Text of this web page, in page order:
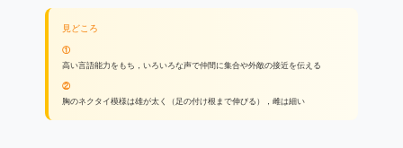
見どころ
①
高い言語能力をもち，いろいろな声で仲間に集合や外敵の接近を伝える
②
胸のネクタイ模様は雄が太く（足の付け根まで伸びる），雌は細い